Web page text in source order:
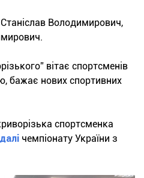
Володимирович,
вітає спортсменів
бажає нових спортивних
спортсменка
чемпіонату України з